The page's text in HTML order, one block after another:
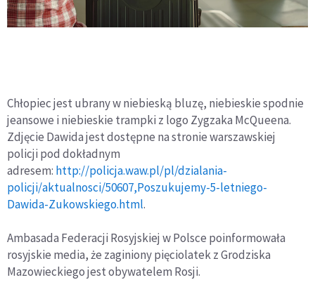
Chłopiec jest ubrany w niebieską bluzę, niebieskie spodnie
jeansowe i niebieskie trampki z logo Zygzaka McQueena.
Zdjęcie Dawida jest dostępne na stronie warszawskiej
policji pod dokładnym
adresem: http://policja.waw.pl/pl/dzialania-
policji/aktualnosci/50607,Poszukujemy-5-letniego-
Dawida-Zukowskiego.html.
Ambasada Federacji Rosyjskiej w Polsce poinformowała
rosyjskie media, że zaginiony pięciolatek z Grodziska
Mazowieckiego jest obywatelem Rosji.